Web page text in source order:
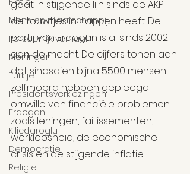
Mens en maatschappij
Persoonlijk verhaal
Meningen
Turkije
Presidentsverkiezingen
Erdogan
Kilicdaroglu
Democratie
Religie
gaat in stijgende lijn sinds de AKP
de touwtjes in handen heeft. De
partij van Erdogan is al sinds 2002
aan de macht. De cijfers tonen aan
dat sindsdien bijna 5500 mensen
zelfmoord hebben gepleegd
omwille van financiële problemen
zoals leningen, faillissementen,
werkloosheid, de economische
crisis en de stijgende inflatie.